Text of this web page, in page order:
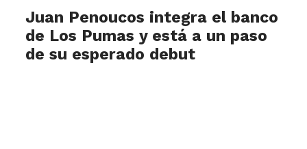
Juan Penoucos integra el banco
de Los Pumas y está a un paso
de su esperado debut